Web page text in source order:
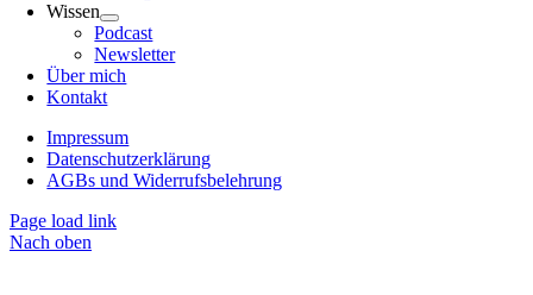
Wissen
Podcast
Newsletter
Über mich
Kontakt
Impressum
Datenschutzerklärung
AGBs und Widerrufsbelehrung
Page load link
Nach oben